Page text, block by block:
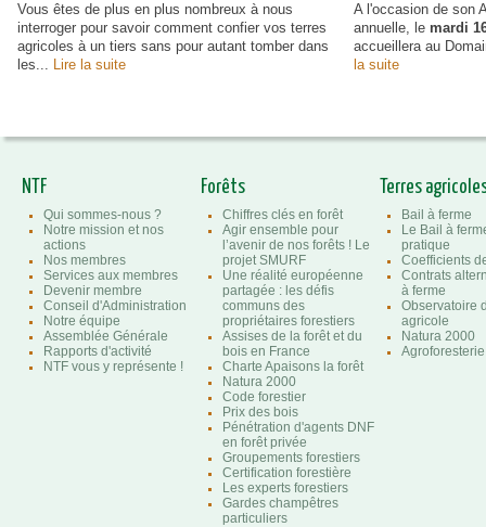
Vous êtes de plus en plus nombreux à nous
interroger pour savoir comment confier vos terres
agricoles à un tiers sans pour autant tomber dans
les... Lire la suite
A l'occasion de son
annuelle, le mardi
accueillera au
la suite
NTF
Qui sommes-nous ?
Notre mission et nos
actions
Nos membres
Services aux membres
Devenir membre
Conseil d'Administration
Notre équipe
Assemblée Générale
Rapports d'activité
NTF vous y représente !
Forêts
Chiffres clés en forêt
Agir ensemble pour
l’avenir de nos forêts ! Le
projet SMURF
Une réalité européenne
partagée : les défis
communs des
propriétaires forestiers
Assises de la forêt et du
bois en France
Charte Apaisons la forêt
Natura 2000
Code forestier
Prix des bois
Pénétration d'agents DNF
en forêt privée
Groupements forestiers
Certification forestière
Les experts forestiers
Gardes champêtres
particuliers
Terres
Bail à ferme
Le Bail à
pratique
Coefficients
Contrats
à ferme
Observatoire
agricole
Natura 2000